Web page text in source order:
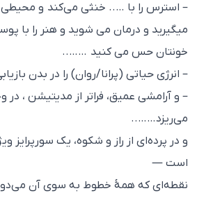
– استرس را با ….. خنثی می‌کند و محیطی که
میگیرید و درمان می شوید و هنر را با
خونتان حس می کنید ……..
– انرژی حیاتی (پرانا/روان) را در بدن
– و آرامشی عمیق، فراتر از مدیتیشن ، در وجود
می‌ریزد……..
و در پرده‌ای از راز و شکوه، یک سورپرایز ویژه
است —
نقطه‌ای که همهٔ خطوط به سوی آن می‌دوند،